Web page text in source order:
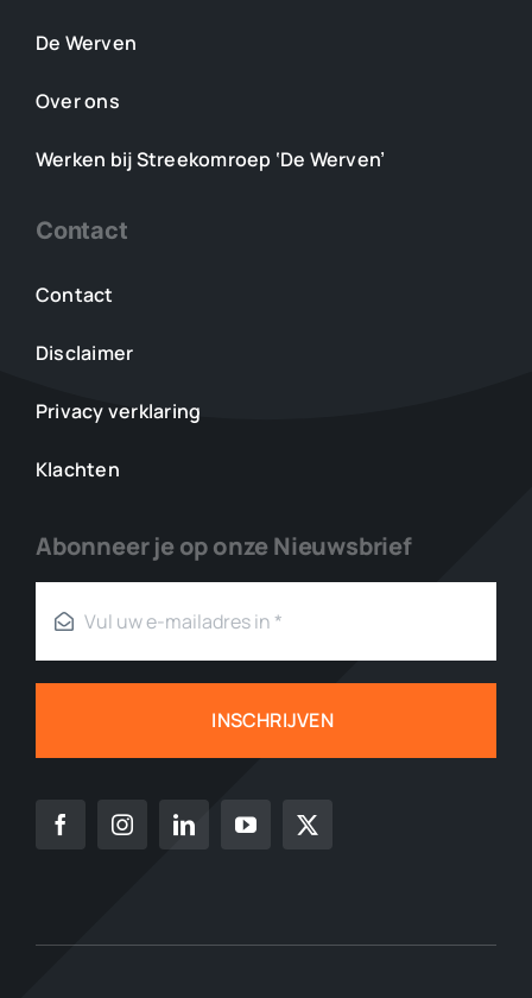
De Werven
Over ons
Werken bij Streekomroep ‘De Werven’
Contact
Contact
Disclaimer
Privacy verklaring
Klachten
Abonneer je op onze Nieuwsbrief
INSCHRIJVEN